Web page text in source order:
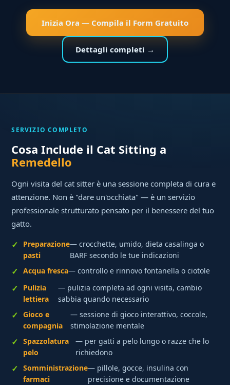
Inizia Ora — Compila il Form Gratuito
Dettagli completi →
SERVIZIO COMPLETO
Cosa Include il Cat Sitting a
Remedello
Ogni visita del cat sitter è una sessione completa di cura e
attenzione. Non è "dare un'occhiata" — è un servizio
professionale strutturato pensato per il benessere del tuo
gatto.
Preparazione
pasti
— crocchette, umido, dieta casalinga o
BARF secondo le tue indicazioni
Acqua fresca— controllo e rinnovo fontanella o ciotole
Pulizia
lettiera
— pulizia completa ad ogni visita, cambio
sabbia quando necessario
Gioco e
compagnia
— sessione di gioco interattivo, coccole,
stimolazione mentale
Spazzolatura
pelo
— per gatti a pelo lungo o razze che lo
richiedono
Somministrazione
farmaci
— pillole, gocce, insulina con
precisione e documentazione